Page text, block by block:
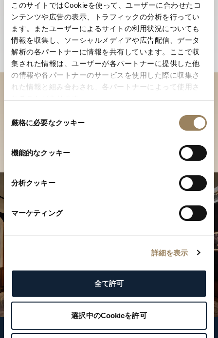
このサイトではCookieを使って、ユーザーに合わせたコ
ンテンツや広告の表示、トラフィックの分析を行ってい
ます。またユーザーによるサイトの利用状況についても
情報を収集し、ソーシャルメディアや広告配信、データ
解析の各パートナーに情報を共有しています。ここで収
集された情報は、ユーザーが各パートナーに提供した他
の情報や各パートナーのサービスを使用した際に収集さ
れた情報と組み合わされ、各パートナーによって使用さ
れることがあります。
厳格に必要なクッキー
機能的なクッキー
分析クッキー
マーケティング
詳細を表示
全て許可
選択中のCookieを許可
ブティックでコレクションを
ご覧ください